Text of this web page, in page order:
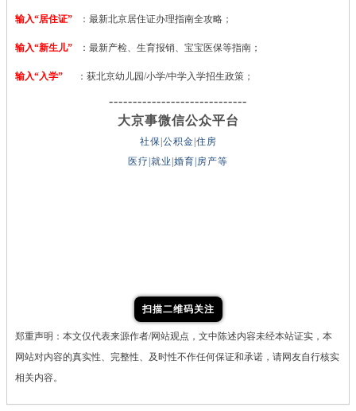
输入“居住证” ：最新北京居住证办理指南全攻略；
输入“新生儿” ：最新产检、生育报销、宝宝医保等指南；
输入“入学” ：获北京幼儿园/小学/中学入学招生政策；
-----------------------------
大京事微信公众平台
社保|公积金|住房
医疗|就业|婚育|房产等
扫描二维码关注
郑重声明：本文仅代表来源作者/网站观点，文中陈述内容未经本站证实，本
网站对内容的真实性、完整性、及时性不作任何保证和承诺，请网友自行核实
相关内容。